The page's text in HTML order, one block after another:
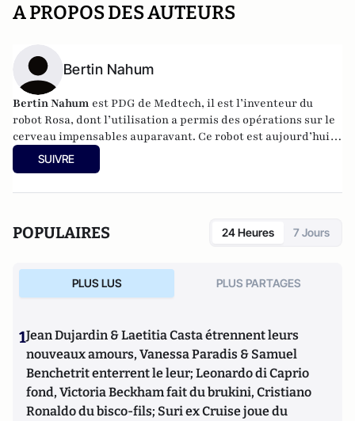
A PROPOS DES AUTEURS
Bertin Nahum
Bertin Nahum est PDG de Medtech, il est l’inventeur du
robot Rosa, dont l’utilisation a permis des opérations sur le
cerveau impensables auparavant. Ce robot est aujourd’hui
utilisé dans une quinzaine de centres médicaux à travers le
monde notamment à Cleveland, Montréal, Paris, Strasbourg,
SUIVRE
POPULAIRES 24 Heures 7 Jours
PLUS LUS PLUS PARTAGES
1Jean Dujardin & Laetitia Casta étrennent leurs
nouveaux amours, Vanessa Paradis & Samuel
Benchetrit enterrent le leur; Leonardo di Caprio
fond, Victoria Beckham fait du brukini, Cristiano
Ronaldo du bisco-fils; Suri ex Cruise joue du